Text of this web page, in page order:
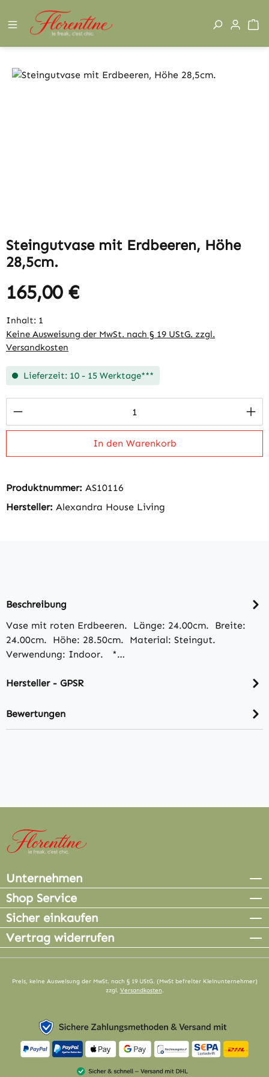
Zum Hauptinhalt springen
Bildergalerie überspringen
Steingutvase mit Erdbeeren, Höhe
28,5cm.
Regulärer Preis:
165,00 €
Inhalt: 1
Keine Ausweisung der MwSt. nach § 19 UStG. zzgl.
Versandkosten
Lieferzeit: 10 - 15 Werktage***
Produkt Anzahl: Gib den gewünschten
In den Warenkorb
Produktnummer: AS10116
Hersteller: Alexandra House Living
Beschreibung
Vase mit roten Erdbeeren. Länge: 24.00cm. Breite:
24.00cm. Höhe: 28.50cm. Material: Steingut.
Verwendung: Indoor. *…
Hersteller - GPSR
Bewertungen
Unternehmen
Shop Service
Sicher einkaufen
Vertrag widerrufen
Preis, keine Ausweisung der MwSt. nach § 19 UStG. (MwSt befreiter Kleinunternehmer)
zzgl. Versandkosten.